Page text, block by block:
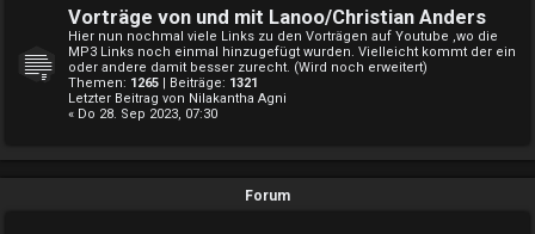
Vorträge von und mit Lanoo/Christian Anders
Hier nun nochmal viele Links zu den Vorträgen auf Youtube ,wo die
MP3 Links noch einmal hinzugefügt wurden. Vielleicht kommt der ein
oder andere damit besser zurecht. (Wird noch erweitert)
Themen: 1265 | Beiträge: 1321
Letzter Beitrag von Nilakantha Agni
« Do 28. Sep 2023, 07:30
Forum